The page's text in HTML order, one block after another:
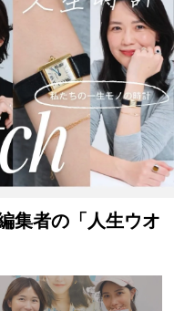
集者の「人生ウオ